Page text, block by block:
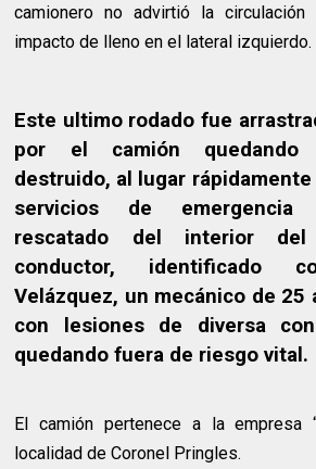
camionero no advirtió la
impacto de lleno en el lateral izquierdo.
Este ultimo rodado fue
por el camión quedando
destruido, al lugar
servicios de emergencia
rescatado del interior
conductor, identificado
Velázquez, un mecánico de 25
con lesiones de diversa
quedando fuera de riesgo vital.
El camión pertenece a la empresa
localidad de Coronel Pringles.